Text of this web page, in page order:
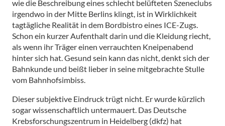
wie die Beschreibung eines schlecht belüfteten Szeneclubs
irgendwo in der Mitte Berlins klingt, ist in Wirklichkeit
tagtägliche Realität in dem Bordbistro eines ICE-Zugs.
Schon ein kurzer Aufenthalt darin und die Kleidung riecht,
als wenn ihr Träger einen verrauchten Kneipenabend
hinter sich hat. Gesund sein kann das nicht, denkt sich der
Bahnkunde und beißt lieber in seine mitgebrachte Stulle
vom Bahnhofsimbiss.
Dieser subjektive Eindruck trügt nicht. Er wurde kürzlich
sogar wissenschaftlich untermauert. Das Deutsche
Krebsforschungszentrum in Heidelberg (dkfz) hat